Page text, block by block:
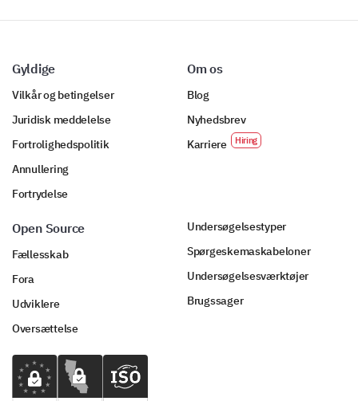
Gyldige
Vilkår og betingelser
Juridisk meddelelse
Fortrolighedspolitik
Annullering
Fortrydelse
Om os
Blog
Nyhedsbrev
Karriere
Open Source
Fællesskab
Fora
Udviklere
Oversættelse
Undersøgelsestyper
Spørgeskemaskabeloner
Undersøgelsesværktøjer
Brugssager